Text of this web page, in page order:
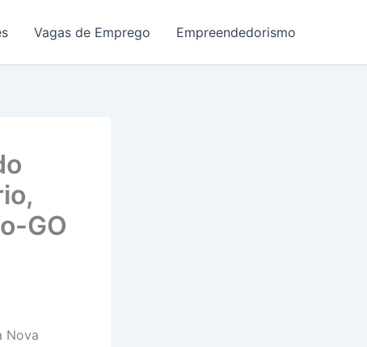
Vagas de Emprego Empreendedorismo
GO
Nova